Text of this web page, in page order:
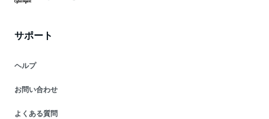
サポート
ヘルプ
お問い合わせ
よくある質問